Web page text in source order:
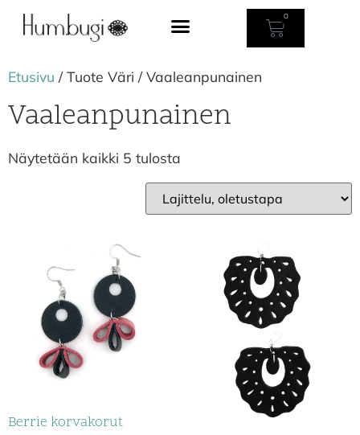
0
Etusivu / Tuote Väri / Vaaleanpunainen
Vaaleanpunainen
Näytetään kaikki 5 tulosta
Berrie korvakorut